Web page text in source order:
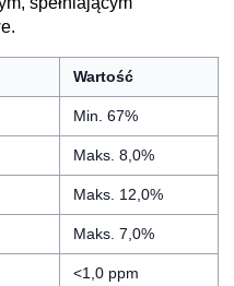
Wartość
Min. 67%
Maks. 8,0%
Maks. 12,0%
Maks. 7,0%
<1,0 ppm